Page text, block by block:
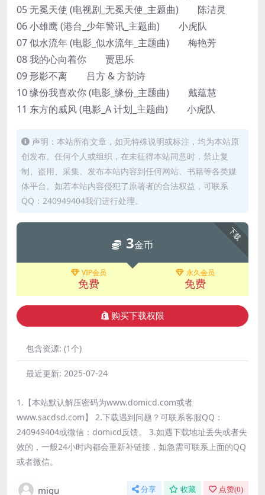
05 无冕天使 (电视剧_无冕天使_主题曲) 陈洁灵
06 小雄鹰 (港台_少年警讯_主题曲) 小虎队
07 似水流年 (电影_似水流年_主题曲) 梅艳芳
08 我的心向着你 贾思乐
09 形影不离 吕方 & 方韵诗
10 缘份我喜欢你 (电影_缘份_主题曲) 戴蕴慧
11 东方的威风 (电影_A 计划_主题曲) 小虎队
声明：本站所有文章，如无特殊说明或标注，均为本站原
创发布。任何个人或组织，在未征得本站同意时，禁止复
制、盗用、采集、发布本站内容到任何网站、书籍等各类媒
体平台。如若本站内容侵犯了原著者的合法权益，可联系
QQ：240949404我们进行处理。
下载
3金币
VIP会员
免费
永久会员
免费
购买下载权限
包含资源: (1个)
最近更新: 2025-07-24
1.【本站默认解压密码为www.domicd.com或者
www.sacdsd.com】 2.下载遇到问题？可联系客服QQ：
240949404或微信：domicd反馈。 3.如遇下载地址丢失或者失
效的，一般24小时内都会重新补链接，如急需可联系上面的QQ
或者微信。
migu 分享 收藏 点赞(0)